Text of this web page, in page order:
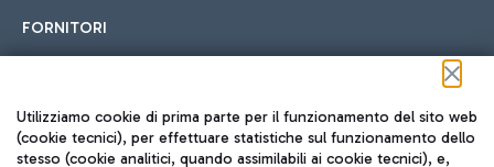
FORNITORI
Seguici sui social
Utilizziamo cookie di prima parte per il funzionamento del sito web
(cookie tecnici), per effettuare statistiche sul funzionamento dello
stesso (cookie analitici, quando assimilabili ai cookie tecnici), e,